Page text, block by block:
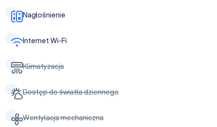
Nagłośnienie
Internet Wi-Fi
Klimatyzacja
Dostęp do światła dziennego
Wentylacja mechaniczna